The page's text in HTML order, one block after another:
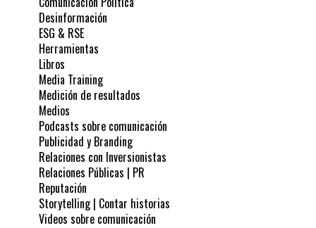
Desinformación
ESG & RSE
Herramientas
Libros
Media Training
Medición de resultados
Medios
Podcasts sobre comunicación
Publicidad y Branding
Relaciones con Inversionistas
Relaciones Públicas | PR
Reputación
Storytelling | Contar historias
Videos sobre comunicación